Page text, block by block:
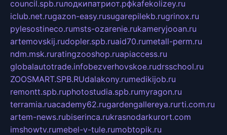
council.spb.ruлодкипатриот.рфkafekolizey.ru
iclub.net.rugazon-easy.rusugarepilekb.rugrinox.ru
pylesostineco.rumsts-ozarenie.rukameryjooan.ru
artemovskij.rudopler.spb.ruaid70.rumetall-perm.ru
ndm.msk.ruratingzooshop.ruapiaccess.ru
globalautotrade.infobezverhovskoe.rudrsschool.ru
ZOOSMART.SPB.RUdalakony.rumedikijob.ru
remontt.spb.ruphotostudia.spb.rumyragon.ru
terramia.ruacademy62.rugardengallereya.rurti.com.ru
artem-news.rubiserinca.rukrasnodarkurort.com
imshowtv.rumebel-v-tule.rumobtopik.ru